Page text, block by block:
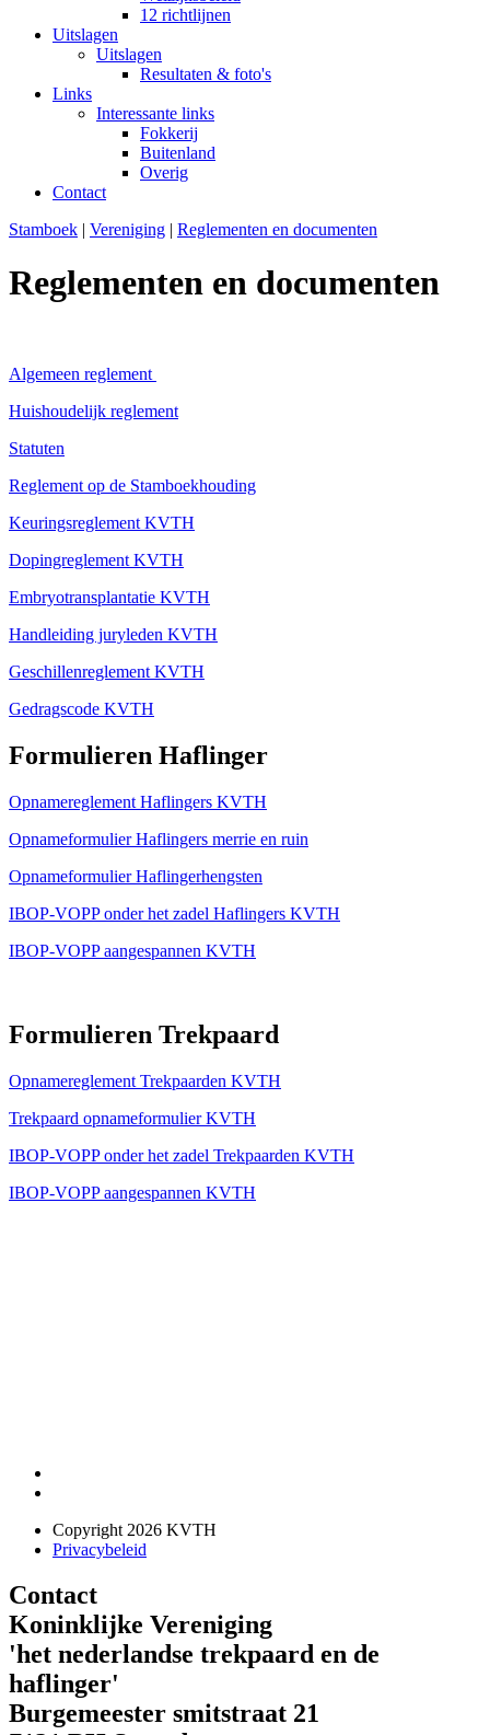
12 richtlijnen
Uitslagen
Uitslagen
Resultaten & foto's
Links
Interessante links
Fokkerij
Buitenland
Overig
Contact
Stamboek | Vereniging | Reglementen en documenten
Reglementen en documenten
Algemeen reglement
Huishoudelijk reglement
Statuten
Reglement op de Stamboekhouding
Keuringsreglement KVTH
Dopingreglement KVTH
Embryotransplantatie KVTH
Handleiding juryleden KVTH
Geschillenreglement KVTH
Gedragscode KVTH
Formulieren Haflinger
Opnamereglement Haflingers KVTH
Opnameformulier Haflingers merrie en ruin
Opnameformulier Haflingerhengsten
IBOP-VOPP onder het zadel Haflingers KVTH
IBOP-VOPP aangespannen KVTH
Formulieren Trekpaard
Opnamereglement Trekpaarden KVTH
Trekpaard opnameformulier KVTH
IBOP-VOPP onder het zadel Trekpaarden KVTH
IBOP-VOPP aangespannen KVTH
Copyright 2026 KVTH
Privacybeleid
Contact
Koninklijke Vereniging
'het nederlandse trekpaard en de
haflinger'
Burgemeester smitstraat 21